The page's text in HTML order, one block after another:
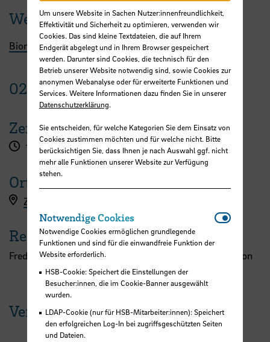
Weitere Termine
Bionik-Seminar
02. Mai2023
Zeit
17:00 Uhr
Ort
Zoom
Referent:in
Frederik Püffel, Bioengineering, Imperial College, London
Veranstaltungen der HSB
Um unsere Website in Sachen Nutzer:innenfreundlichkeit,
Effektivität und Sicherheit zu optimieren, verwenden wir
Cookies. Das sind kleine Textdateien, die auf Ihrem
Endgerät abgelegt und in Ihrem Browser gespeichert
werden. Darunter sind Cookies, die technisch für den
Betrieb unserer Website notwendig sind, sowie Cookies zur
anonymen Webanalyse oder für erweiterte Funktionen und
Services. Weitere Informationen dazu finden Sie in unserer
Datenschutzerklärung.
Sie entscheiden, für welche Kategorien Sie dem Einsatz von
Cookies zustimmen möchten und für welche nicht. Bitte
berücksichtigen Sie, dass Ihnen je nach Auswahl ggf. nicht
mehr alle Funktionen unserer Website zur Verfügung
stehen.
Notwendige Cookies
Notwendige Cookies ermöglichen grundlegende
Funktionen und sind für die einwandfreie Funktion der
Website erforderlich.
HSB-Cookie: Speichert die Einstellungen der
Besucher:innen, die im Cookie-Banner ausgewählt
wurden.
LDAP-Cookie (nur für HSB-Mitarbeiter:innen): Speichert
den erfolgreichen Log-In bei zugriffsgeschützten Seiten
und Dateien.